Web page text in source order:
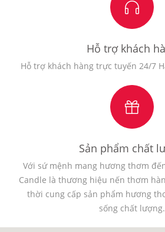
Hỗ trợ khách
Hỗ trợ khách hàng trực tuyến 24/7
Sản phẩm chất
Với sứ mệnh mang hương thơm
Candle là thương hiệu nến thơm
thời cung cấp sản phẩm hương
sống chất lượng.